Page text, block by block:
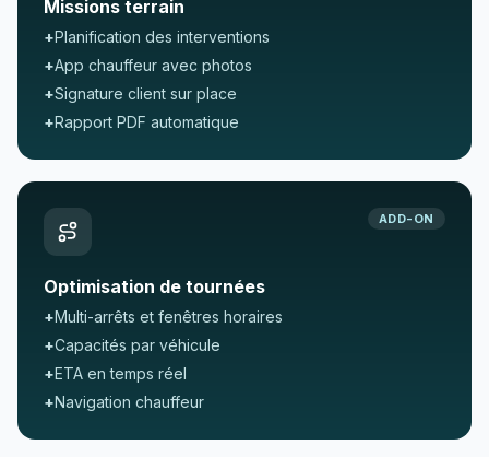
Missions terrain
+Planification des interventions
+App chauffeur avec photos
+Signature client sur place
+Rapport PDF automatique
ADD-ON
Optimisation de tournées
+Multi-arrêts et fenêtres horaires
+Capacités par véhicule
+ETA en temps réel
+Navigation chauffeur